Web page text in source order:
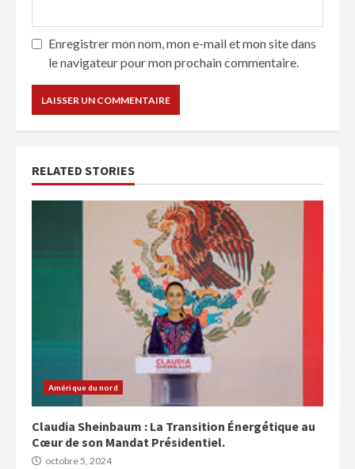
Enregistrer mon nom, mon e-mail et mon site dans
le navigateur pour mon prochain commentaire.
RELATED STORIES
Amérique du nord
Claudia Sheinbaum : La Transition Énergétique au
Cœur de son Mandat Présidentiel.
octobre 5, 2024